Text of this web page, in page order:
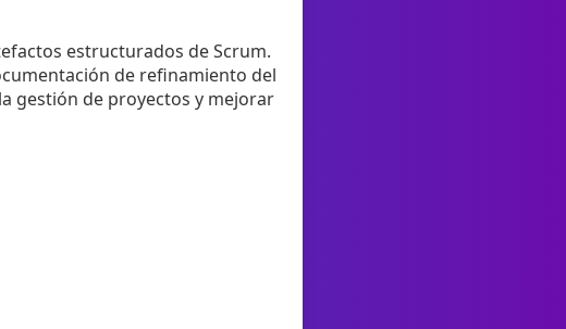
estructurados de Scrum.
de refinamiento del
gestión de proyectos y mejorar